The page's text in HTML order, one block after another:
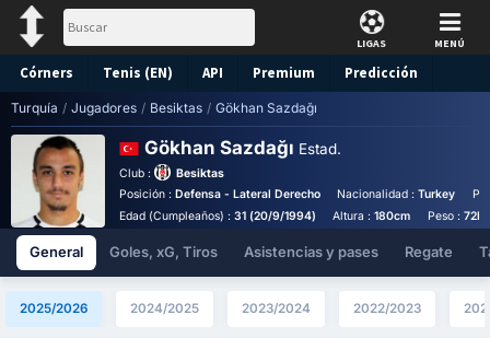
LIGAS MENÚ
Córners Tenis (EN) API Premium Predicción
Turquía / Jugadores / Besiktas / Gökhan Sazdağı
Gökhan Sazdağı Estad.
Club :
Besiktas
Posición : Defensa - Lateral Derecho Nacionalidad :Turkey
Edad (Cumpleaños) : 31 (20/9/1994) Altura :180cm Peso : 72kg
General Goles, xG, Tiros Asistencias y pases Regate
2025/2026 2024/2025 2023/2024 2022/2023